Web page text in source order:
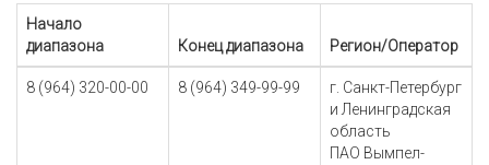
Начало
диапазона
Конец диапазона Регион/Оператор
8 (964) 320-00-00 8 (964) 349-99-99
г. Санкт-Петербург
и Ленинградская
область
ПАО Вымпел-